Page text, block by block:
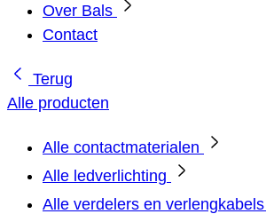
Over Bals
Contact
Terug
Alle producten
Alle contactmaterialen
Alle ledverlichting
Alle verdelers en verlengkabels